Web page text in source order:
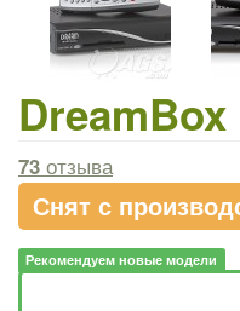
DreamBox
73 отзыва
Снят с
Рекомендуем новые модели